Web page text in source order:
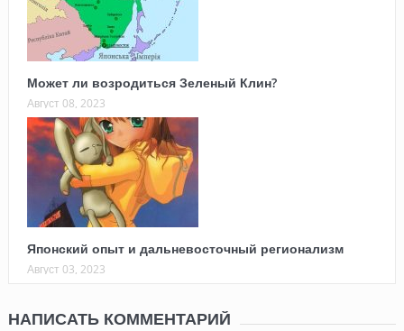
Может ли возродиться Зеленый Клин?
Август 08, 2023
Японский опыт и дальневосточный регионализм
Август 03, 2023
НАПИСАТЬ КОММЕНТАРИЙ